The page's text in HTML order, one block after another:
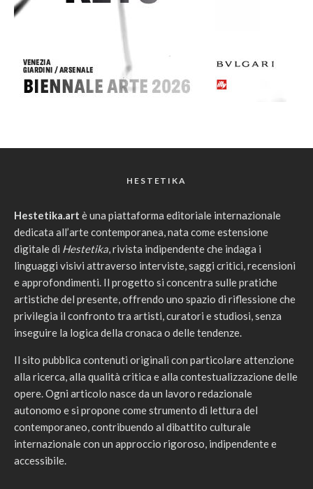
HESTETIKA
Hestetika.art è una piattaforma editoriale internazionale
dedicata all’arte contemporanea, nata come estensione
digitale di Hestetika, rivista indipendente che indaga i
linguaggi visivi attraverso interviste, saggi critici, recensioni
e approfondimenti. Il progetto si concentra sulle pratiche
artistiche del presente, offrendo uno spazio di riflessione che
privilegia il confronto tra artisti, curatori e studiosi, senza
inseguire la logica della cronaca o delle tendenze.
Il sito pubblica contenuti originali con particolare attenzione
alla ricerca, alla qualità critica e alla contestualizzazione delle
opere. Ogni articolo nasce da un lavoro redazionale
autonomo e si propone come strumento di lettura del
contemporaneo, contribuendo al dibattito culturale
internazionale con un approccio rigoroso, indipendente e
accessibile.